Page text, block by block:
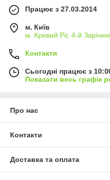
Працює з 27.03.2014
м. Київ
м. Кривий Ріг, 4-й
Контакти
Сьогодні працює з
Показати весь графік
Про нас
Контакти
Доставка та оплата